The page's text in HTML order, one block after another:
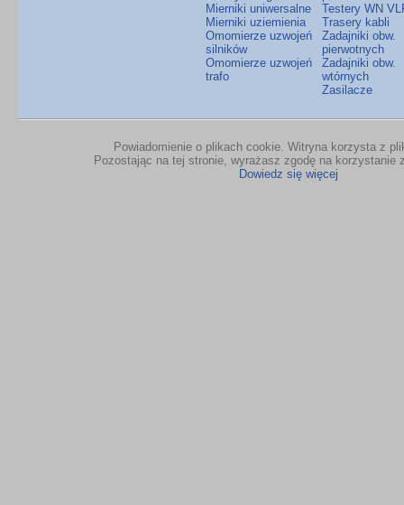
Mierniki uniwersalne
Mierniki uziemienia
Omomierze uzwojeń
silników
Omomierze uzwojeń
trafo
Testery WN
Trasery kabli
Zadajniki obw.
pierwotnych
Zadajniki obw.
wtórnych
Zasilacze
Powiadomienie o plikach cookie. Witryna korzysta z
Pozostając na tej stronie, wyrażasz zgodę na korzystanie
Dowiedz się więcej